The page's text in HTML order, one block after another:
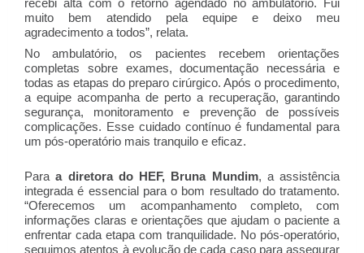
recebi alta com o retorno agendado no ambulatório. Fui
muito bem atendido pela equipe e deixo meu
agradecimento a todos”, relata.
No ambulatório, os pacientes recebem orientações
completas sobre exames, documentação necessária e
todas as etapas do preparo cirúrgico. Após o procedimento,
a equipe acompanha de perto a recuperação, garantindo
segurança, monitoramento e prevenção de possíveis
complicações. Esse cuidado contínuo é fundamental para
um pós-operatório mais tranquilo e eficaz.
Paraa diretora do HEF, Bruna Mundim, a assistência
integrada é essencial para o bom resultado do tratamento.
“Oferecemos um acompanhamento completo, com
informações claras e orientações que ajudam o paciente a
enfrentar cada etapa com tranquilidade. No pós-operatório,
seguimos atentos à evolução de cada caso para assegurar